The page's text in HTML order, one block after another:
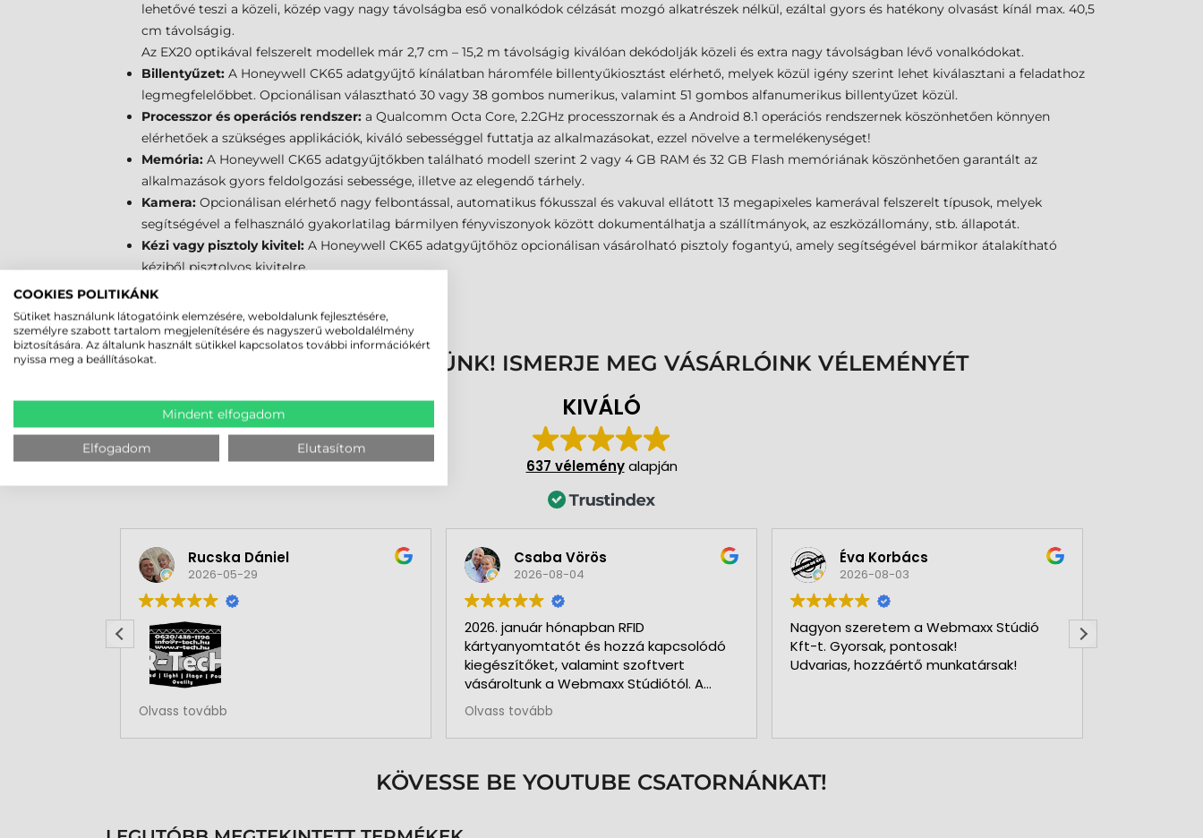
lehetővé teszi a közeli, közép vagy nagy távolságba eső vonalkódok célzását mozgó alkatrészek nélkül, ezáltal gyors és hatékony olvasást kínál max. 40,5
cm távolságig.
Az EX20 optikával felszerelt modellek már 2,7 cm – 15,2 m távolságig kiválóan dekódolják közeli és extra nagy távolságban lévő vonalkódokat.
Billentyűzet: A Honeywell CK65 adatgyűjtő kínálatban háromféle billentyűkiosztást elérhető, melyek közül igény szerint lehet kiválasztani a feladathoz
legmegfelelőbbet. Opcionálisan választható 30 vagy 38 gombos numerikus, valamint 51 gombos alfanumerikus billentyűzet közül.
Processzor és operációs rendszer: a Qualcomm Octa Core, 2.2GHz processzornak és a Android 8.1 operációs rendszernek köszönhetően könnyen
elérhetőek a szükséges applikációk, kiváló sebességgel futtatja az alkalmazásokat, ezzel növelve a termelékenységet!
Memória: A Honeywell CK65 adatgyűjtőkben található modell szerint 2 vagy 4 GB RAM és 32 GB Flash memóriának köszönhetően garantált az
alkalmazások gyors feldolgozási sebessége, illetve az elegendő tárhely.
Kamera: Opcionálisan elérhető nagy felbontással, automatikus fókusszal és vakuval ellátott 13 megapixeles kamerával felszerelt típusok, melyek
segítségével a felhasználó gyakorlatilag bármilyen fényviszonyok között dokumentálhatja a szállítmányok, az eszközállomány, stb. állapotát.
Kézi vagy pisztoly kivitel: A Honeywell CK65 adatgyűjtőhöz opcionálisan vásárolható pisztoly fogantyú, amely segítségével bármikor átalakítható
kéziből pisztolyos kivitelre.
MEGBÍZHAT BENNÜNK! ISMERJE MEG VÁSÁRLÓINK VÉLEMÉNYÉT
KIVÁLÓ
637 véleményalapján
Rucska Dániel
2026-05-29
Rendben volt a rendelésem
Olvass tovább
Csaba Vörös
2026-08-04
2026. január hónapban RFID
kártyanyomtatót és hozzá kapcsolódó
kiegészítőket, valamint szoftvert
vásároltunk a Webmaxx Stúdiótól. A
beszerzés megkezdése előtt segítettek
az igényeink szerinti típus
kiválasztásában. Minden rendben és
személyesen üzemelte be a nyomtatót
és a hozzá kapcsolódó szoftvert. Pár
Olvass tovább
Éva Korbács
2026-08-03
Nagyon szeretem a Webmaxx Stúdió
Kft-t. Gyorsak, pontosak!
Udvarias, hozzáértő munkatársak!
KÖVESSE BE YOUTUBE CSATORNÁNKAT!
COOKIES POLITIKÁNK
Sütiket használunk látogatóink elemzésére, weboldalunk fejlesztésére,
személyre szabott tartalom megjelenítésére és nagyszerű weboldalélmény
biztosítására. Az általunk használt sütikkel kapcsolatos további információkért
nyissa meg a beállításokat.
Mindent elfogadom
Elfogadom Elutasítom